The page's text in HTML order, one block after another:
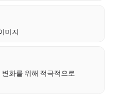
미지
화를 위해 적극적으로